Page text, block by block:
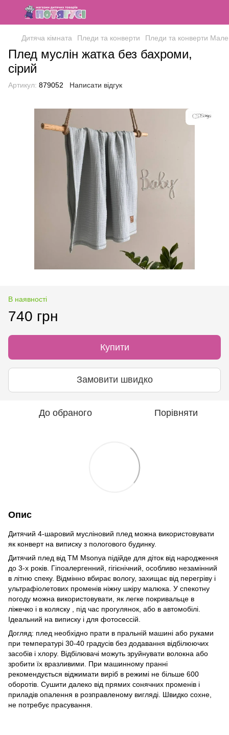
Дитяча кімната Пледи та конверти Пледи та конверти
Плед муслін жатка без бахроми,
сірий
Артикул: 879052 Написати відгук
В наявності
740 грн
Купити
Замовити швидко
До обраного Порівняти
Опис
Дитячий 4-шаровий мусліновий плед можна використовувати
як конверт на виписку з пологового будинку.
Дитячий плед від TM Msonya підійде для діток від народження
до 3-х років. Гіпоалергенний, гігієнічний, особливо незамінний
в літню спеку. Відмінно вбирає вологу, захищає від перегріву і
ультрафіолетових променів ніжну шкіру малюка. У спекотну
погоду можна використовувати, як легке покривальце в
ліжечко і в коляску , під час прогулянок, або в автомобілі.
Ідеальний на виписку і для фотосессій.
Догляд: плед необхідно прати в пральній машині або руками
при температурі 30-40 градусів без додавання відбілюючих
засобів і хлору. Відбілювачі можуть зруйнувати волокна або
зробити їх вразливими. При машинному пранні
рекомендується віджимати виріб в режимі не більше 600
оборотів. Сушити далеко від прямих сонячних променів і
приладів опалення в розправленому вигляді. Швидко сохне,
не потребує прасування.